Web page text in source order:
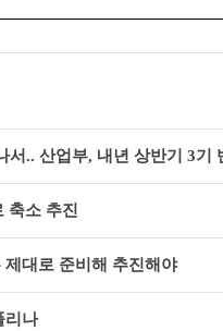
서.. 산업부, 내년 상반기 3기
축소 추진
대로 준비해 추진해야
리나